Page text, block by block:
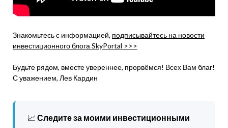
Знакомьтесь с информацией, подписывайтесь на новости
инвестиционного блога SkyPortal >>>
Будьте рядом, вместе увереннее, прорвёмся! Всех Вам благ!
С уважением, Лев Кардин
📈 Следите за моими инвестиционными